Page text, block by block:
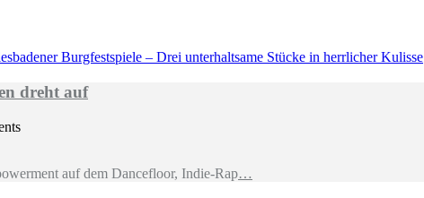
Burgfestspiele – Drei unterhaltsame Stücke in herrlicher Kulisse
dreht auf
auf dem Dancefloor, Indie-Rap…